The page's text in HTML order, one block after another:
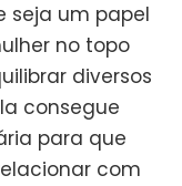
seja um papel
no topo
diversos
consegue
para que
com